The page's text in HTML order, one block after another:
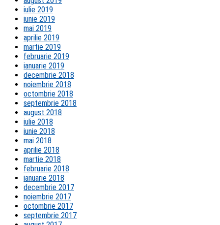
iulie 2019
iunie 2019
mai 2019
aprilie 2019
martie 2019
februarie 2019
ianuarie 2019
decembrie 2018
noiembrie 2018
octombrie 2018
septembrie 2018
august 2018
iulie 2018
iunie 2018
mai 2018
aprilie 2018
martie 2018
februarie 2018
ianuarie 2018
decembrie 2017
noiembrie 2017
octombrie 2017
septembrie 2017